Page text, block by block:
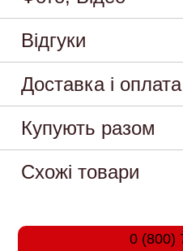
Відгуки
Доставка і оплата
Купують разом
Схожі товари
0 (800)